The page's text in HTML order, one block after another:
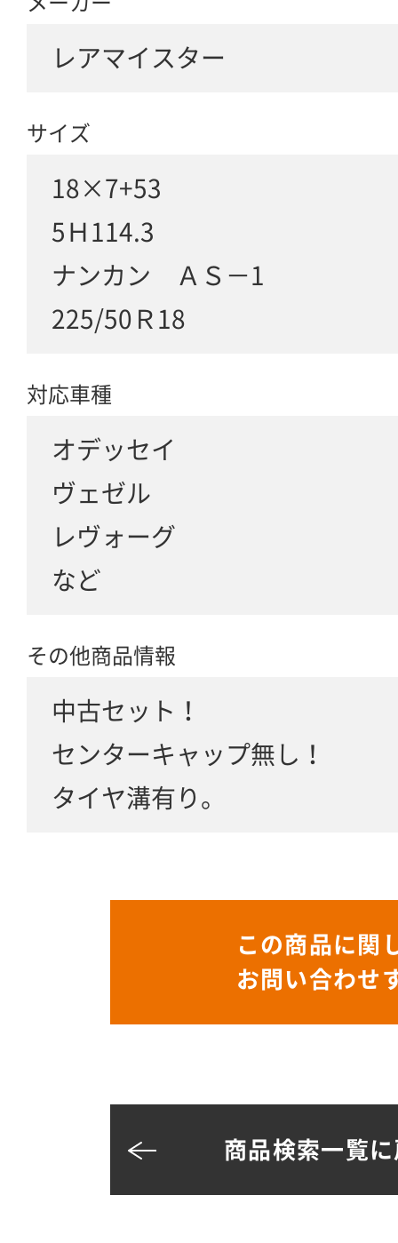
レアマイスター
サイズ
18×7+53
5Ｈ114.3
ナンカン ＡＳ－1
225/50Ｒ18
対応車種
オデッセイ
ヴェゼル
レヴォーグ
など
その他商品情報
中古セット！
センターキャップ無し！
タイヤ溝有り。
この商品に関
お問い合わせ
商品検索一覧